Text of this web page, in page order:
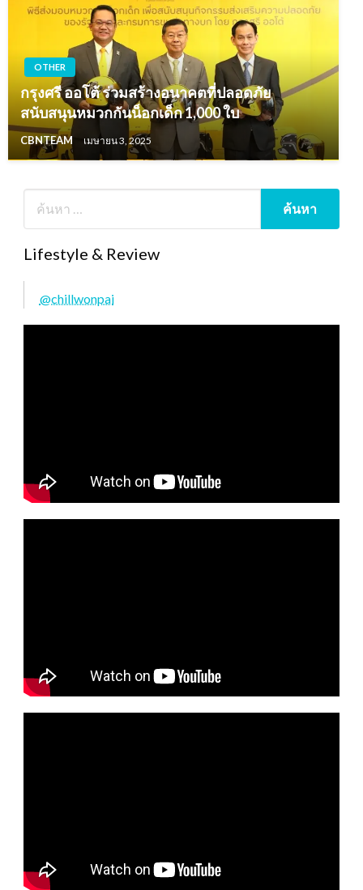
OTHER
กรุงศรี ออโต้ ร่วมสร้างอนาคตที่ปลอดภัย
สนับสนุนหมวกกันน็อกเด็ก 1,000 ใบ
CBNTEAM เมษายน 3, 2025
Lifestyle & Review
@chillwonpai